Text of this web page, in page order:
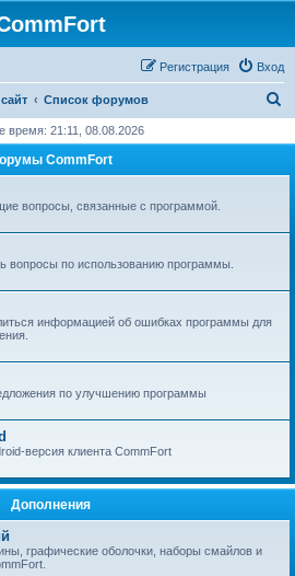
Вход
Регистрация
Список форумов
с
время: 21:11, 08.08.2026
CommFort
вопросы, связанные с программой.
вопросы по использованию программы.
информацией об ошибках программы для
по улучшению программы
версия клиента CommFort
Дополнения
графические оболочки, наборы смайлов и